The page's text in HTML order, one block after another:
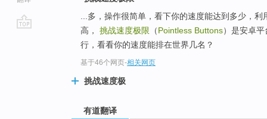
...多，操作很简单，看下你的速度能达到多少，
高， 挑战速度极限 （Pointless Buttons）是安卓
行，看看你的速度能排在世界几名？
基于46个网页-相关网页
挑战速度极
有道翻译